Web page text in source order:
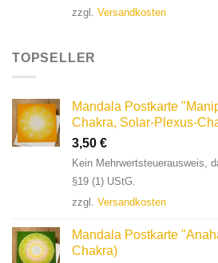
zzgl. Versandkosten
TOPSELLER
Mandala Postkarte
Chakra, Solar-Plexus-
3,50 €
Kein Mehrwertsteuerausweis,
§19 (1) UStG.
zzgl. Versandkosten
Mandala Postkarte
Chakra)